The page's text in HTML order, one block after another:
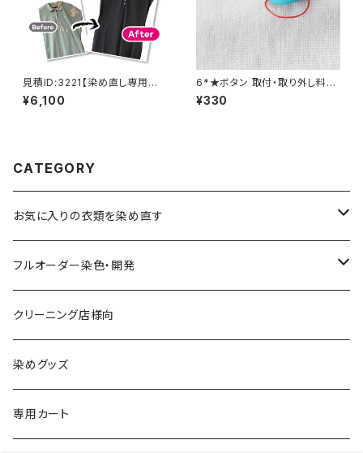
見積ID:3221【染め直し専用カ
ート】6100円
¥6,100
6*★ボタン 取付・取り外し料金
(1個分)
¥330
CATEGORY
お気に入りの衣類を染め直す
綿系 100%
黒染め/Black
紺染め/Navy
綿90%以上+合成繊維
黒染め/Black
紺染め/Navy
綿素材+合成繊維10%以上
黒染め/Black
その他
フルオーダー染色・開発
カラーマッチング
特殊染色
クリーニング店様向
染めグッズ
専用カート